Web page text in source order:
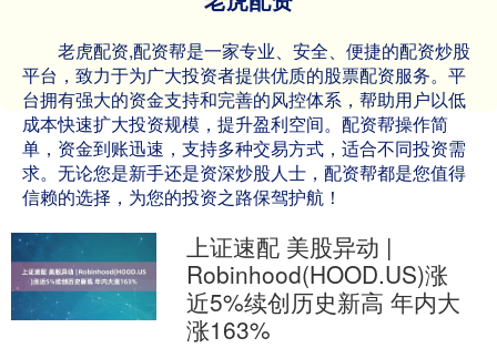
老虎配资,配资帮是一家专业、安全、便捷的配资炒股
平台，致力于为广大投资者提供优质的股票配资服务。平
台拥有强大的资金支持和完善的风控体系，帮助用户以低
成本快速扩大投资规模，提升盈利空间。配资帮操作简
单，资金到账迅速，支持多种交易方式，适合不同投资需
求。无论您是新手还是资深炒股人士，配资帮都是您值得
信赖的选择，为您的投资之路保驾护航！
上证速配 美股异动 |
Robinhood(HOOD.US)涨
近5%续创历史新高 年内大
涨163%